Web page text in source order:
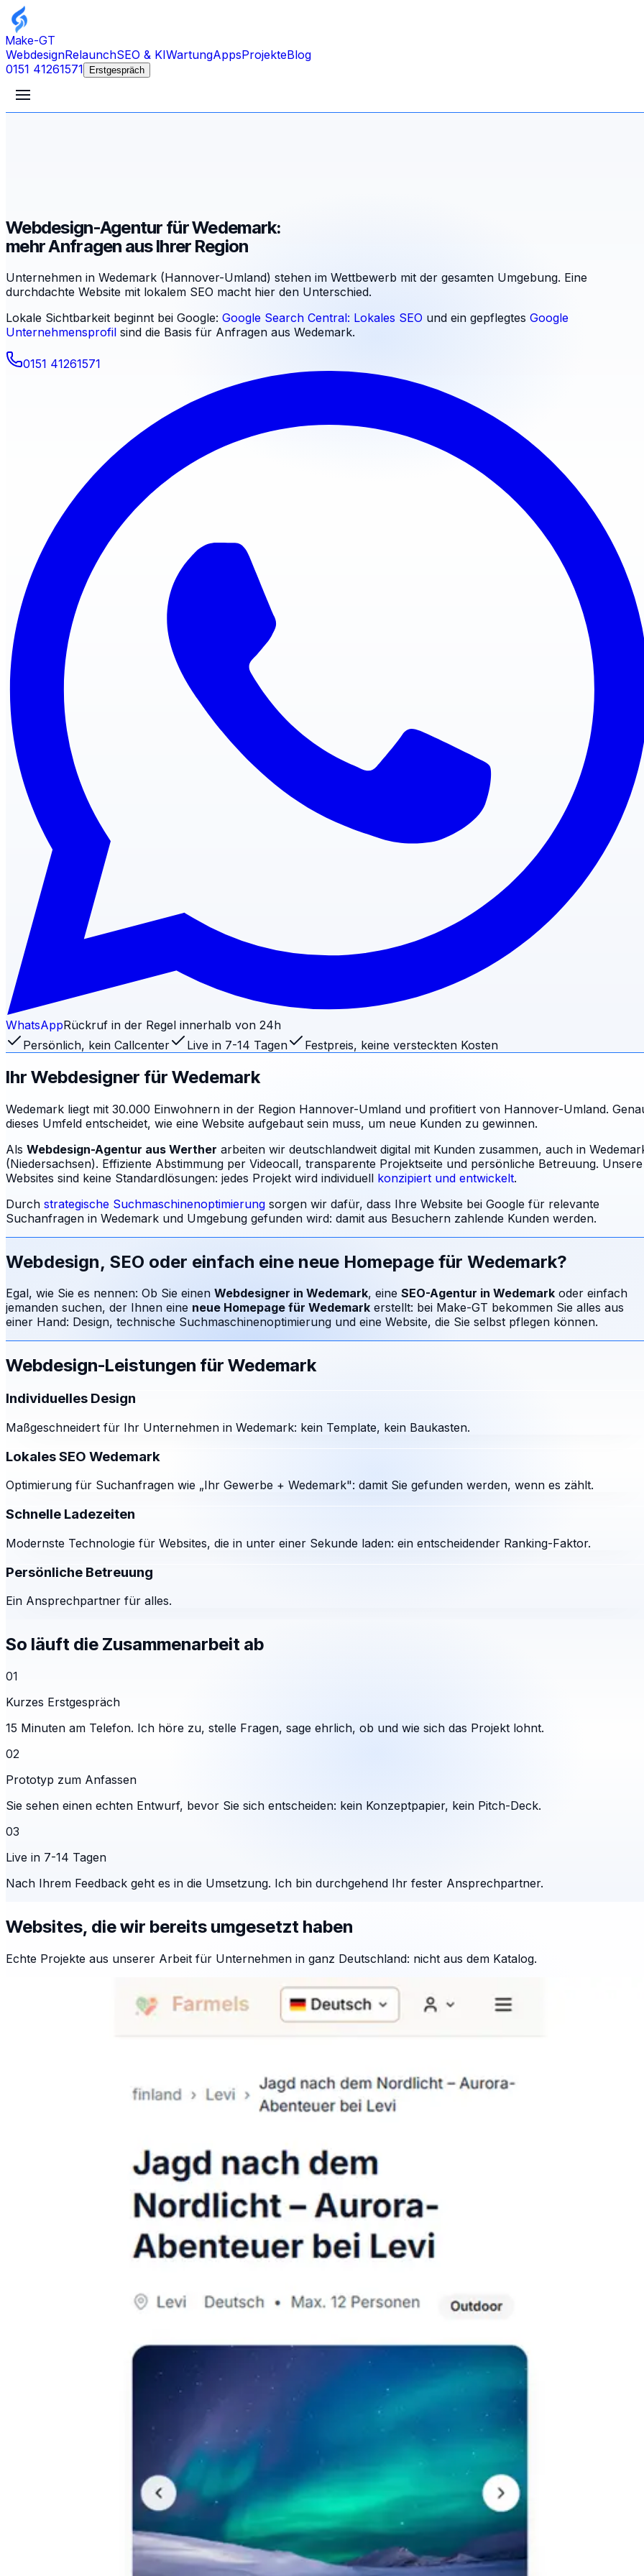
Make-GT
WebdesignRelaunchSEO & KIWartungAppsProjekteBlog
0151 41261571
Erstgespräch
Webdesign-Agentur für Wedemark:
mehr Anfragen aus Ihrer Region
Unternehmen in Wedemark (Hannover-Umland) stehen im Wettbewerb mit der gesamten Umgebung. Eine
durchdachte Website mit lokalem SEO macht hier den Unterschied.
Lokale Sichtbarkeit beginnt bei Google: Google Search Central: Lokales SEO und ein gepflegtes Google
Unternehmensprofil sind die Basis für Anfragen aus Wedemark.
0151 41261571
WhatsAppRückruf in der Regel innerhalb von 24h
Persönlich, kein Callcenter
Live in 7-14 Tagen Festpreis, keine versteckten Kosten
Ihr Webdesigner für Wedemark
Wedemark liegt mit 30.000 Einwohnern in der Region Hannover-Umland und profitiert von Hannover-Umland.
dieses Umfeld entscheidet, wie eine Website aufgebaut sein muss, um neue Kunden zu gewinnen.
Als Webdesign-Agentur aus Werther arbeiten wir deutschlandweit digital mit Kunden zusammen, auch in
(Niedersachsen). Effiziente Abstimmung per Videocall, transparente Projektseite und persönliche Betreuung. Unsere
Websites sind keine Standardlösungen: jedes Projekt wird individuell konzipiert und entwickelt.
Durch strategische Suchmaschinenoptimierung sorgen wir dafür, dass Ihre Website bei Google für relevante
Suchanfragen in Wedemark und Umgebung gefunden wird: damit aus Besuchern zahlende Kunden werden.
Webdesign, SEO oder einfach eine neue Homepage für Wedemark?
Egal, wie Sie es nennen: Ob Sie einen Webdesigner in Wedemark, eine SEO-Agentur in Wedemark oder einfach
jemanden suchen, der Ihnen eine neue Homepage für Wedemark erstellt: bei Make-GT bekommen Sie alles aus
einer Hand: Design, technische Suchmaschinenoptimierung und eine Website, die Sie selbst pflegen können.
Webdesign-Leistungen für Wedemark
Individuelles Design
Maßgeschneidert für Ihr Unternehmen in Wedemark: kein Template, kein Baukasten.
Lokales SEO Wedemark
Optimierung für Suchanfragen wie „Ihr Gewerbe + Wedemark": damit Sie gefunden werden, wenn es zählt.
Schnelle Ladezeiten
Modernste Technologie für Websites, die in unter einer Sekunde laden: ein entscheidender Ranking-Faktor.
Persönliche Betreuung
Ein Ansprechpartner für alles.
So läuft die Zusammenarbeit ab
01
Kurzes Erstgespräch
15 Minuten am Telefon. Ich höre zu, stelle Fragen, sage ehrlich, ob und wie sich das Projekt lohnt.
02
Prototyp zum Anfassen
Sie sehen einen echten Entwurf, bevor Sie sich entscheiden: kein Konzeptpapier, kein Pitch-Deck.
03
Live in 7-14 Tagen
Nach Ihrem Feedback geht es in die Umsetzung. Ich bin durchgehend Ihr fester Ansprechpartner.
Websites, die wir bereits umgesetzt haben
Echte Projekte aus unserer Arbeit für Unternehmen in ganz Deutschland: nicht aus dem Katalog.